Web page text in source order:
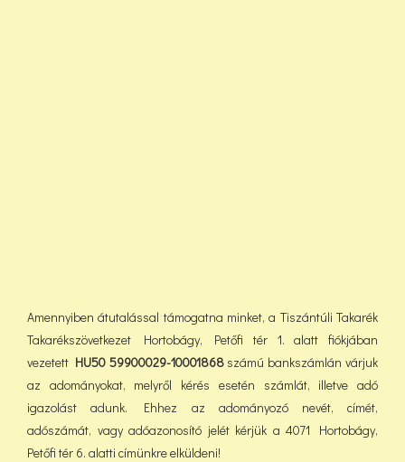
Amennyiben átutalással támogatna minket, a Tiszántúli Takarék
Takarékszövetkezet Hortobágy, Petőfi tér 1. alatt fiókjában
vezetett HU50 59900029-10001868számú bankszámlán várjuk
az adományokat, melyről kérés esetén számlát, illetve adó
igazolást adunk. Ehhez az adományozó nevét, címét,
adószámát, vagy adóazonosító jelét kérjük a 4071 Hortobágy,
Petőfi tér 6. alatti címünkre elküldeni!